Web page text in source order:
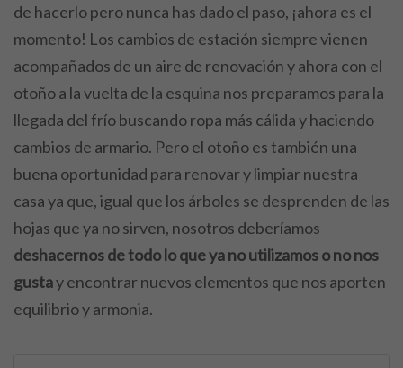
de hacerlo pero nunca has dado el paso, ¡ahora es el
momento! Los cambios de estación siempre vienen
acompañados de un aire de renovación y ahora con el
otoño a la vuelta de la esquina nos preparamos para la
llegada del frío buscando ropa más cálida y haciendo
cambios de armario. Pero el otoño es también una
buena oportunidad para renovar y limpiar nuestra
casa ya que, igual que los árboles se desprenden de las
hojas que ya no sirven, nosotros deberíamos
deshacernos de todo lo que ya no utilizamos o no nos
gustay encontrar nuevos elementos que nos aporten
equilibrio y armonia.